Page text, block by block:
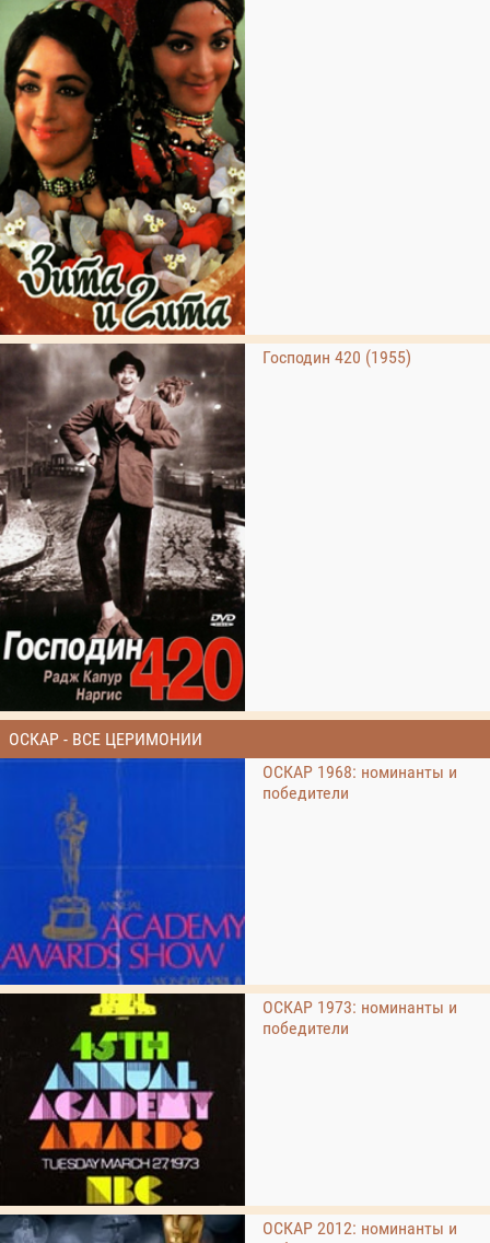
Господин 420 (1955)
ОСКАР - ВСЕ ЦЕРИМОНИИ
ОСКАР 1968: номинанты и
победители
ОСКАР 1973: номинанты и
победители
ОСКАР 2012: номинанты и